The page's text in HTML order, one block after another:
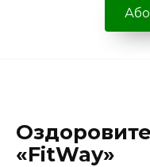
«FitWay»